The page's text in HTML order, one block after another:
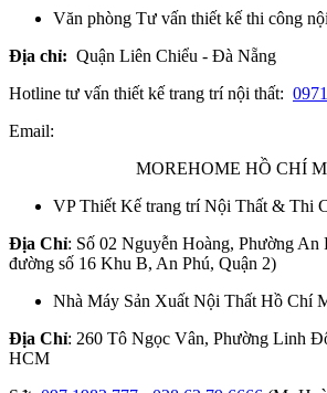
Văn phòng Tư vấn thiết kế thi công
Địa chỉ: Quận Liên Chiểu - Đà Nẵng
Hotline tư vấn thiết kế trang trí nội thất:
Email:
MOREHOME HỒ CHÍ
VP Thiết Kế trang trí Nội Thất & Thi
Địa Chỉ: Số 02 Nguyễn Hoàng, Phường An
đường số 16 Khu B, An Phú, Quận 2)
Nhà Máy Sản Xuất Nội Thất Hồ Chí
Địa Chỉ: 260 Tô Ngọc Vân, Phường Linh
HCM